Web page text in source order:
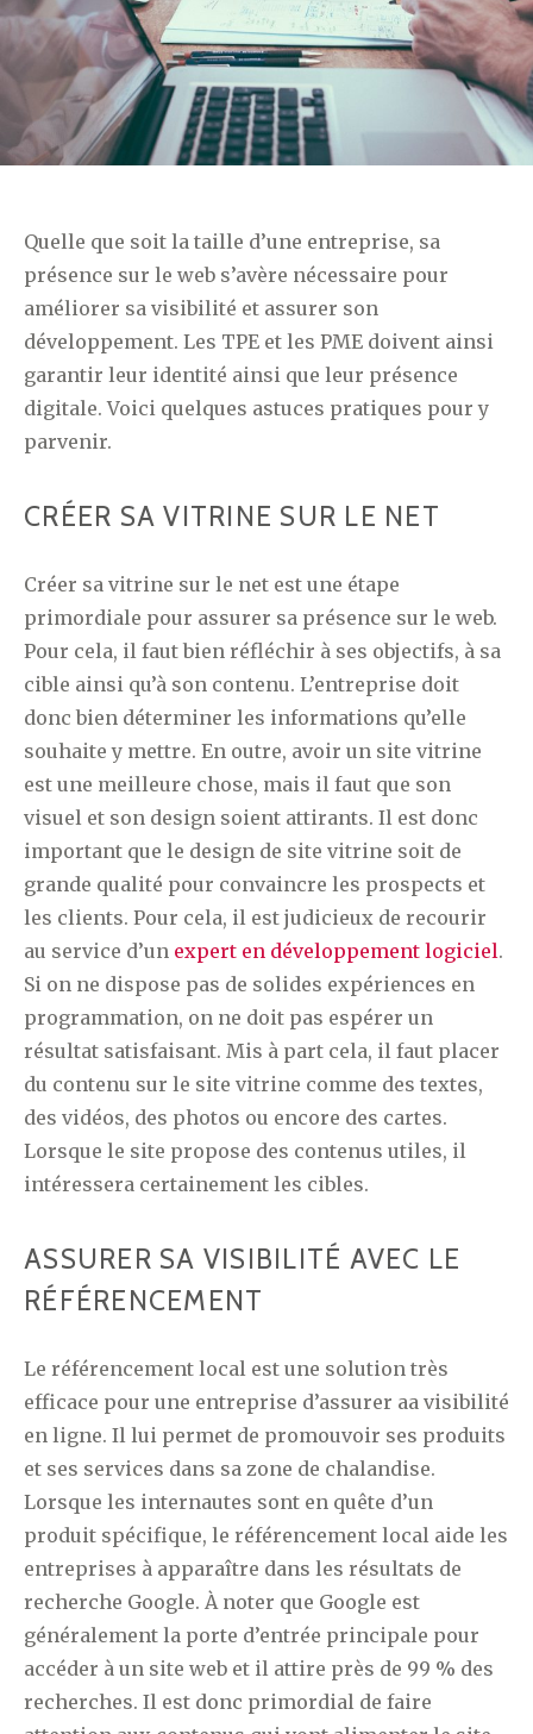
Quelle que soit la taille d’une entreprise, sa
présence sur le web s’avère nécessaire pour
améliorer sa visibilité et assurer son
développement. Les TPE et les PME doivent ainsi
garantir leur identité ainsi que leur présence
digitale. Voici quelques astuces pratiques pour y
parvenir.
CRÉER SA VITRINE SUR LE NET
Créer sa vitrine sur le net est une étape
primordiale pour assurer sa présence sur le web.
Pour cela, il faut bien réfléchir à ses objectifs, à sa
cible ainsi qu’à son contenu. L’entreprise doit
donc bien déterminer les informations qu’elle
souhaite y mettre. En outre, avoir un site vitrine
est une meilleure chose, mais il faut que son
visuel et son design soient attirants. Il est donc
important que le design de site vitrine soit de
grande qualité pour convaincre les prospects et
les clients. Pour cela, il est judicieux de recourir
au service d’un expert en développement logiciel.
Si on ne dispose pas de solides expériences en
programmation, on ne doit pas espérer un
résultat satisfaisant. Mis à part cela, il faut placer
du contenu sur le site vitrine comme des textes,
des vidéos, des photos ou encore des cartes.
Lorsque le site propose des contenus utiles, il
intéressera certainement les cibles.
ASSURER SA VISIBILITÉ AVEC LE
RÉFÉRENCEMENT
Le référencement local est une solution très
efficace pour une entreprise d’assurer aa visibilité
en ligne. Il lui permet de promouvoir ses produits
et ses services dans sa zone de chalandise.
Lorsque les internautes sont en quête d’un
produit spécifique, le référencement local aide les
entreprises à apparaître dans les résultats de
recherche Google. À noter que Google est
généralement la porte d’entrée principale pour
accéder à un site web et il attire près de 99 % des
recherches. Il est donc primordial de faire